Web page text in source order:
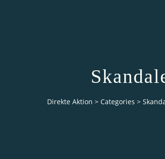
Direkte Aktion > Categories >